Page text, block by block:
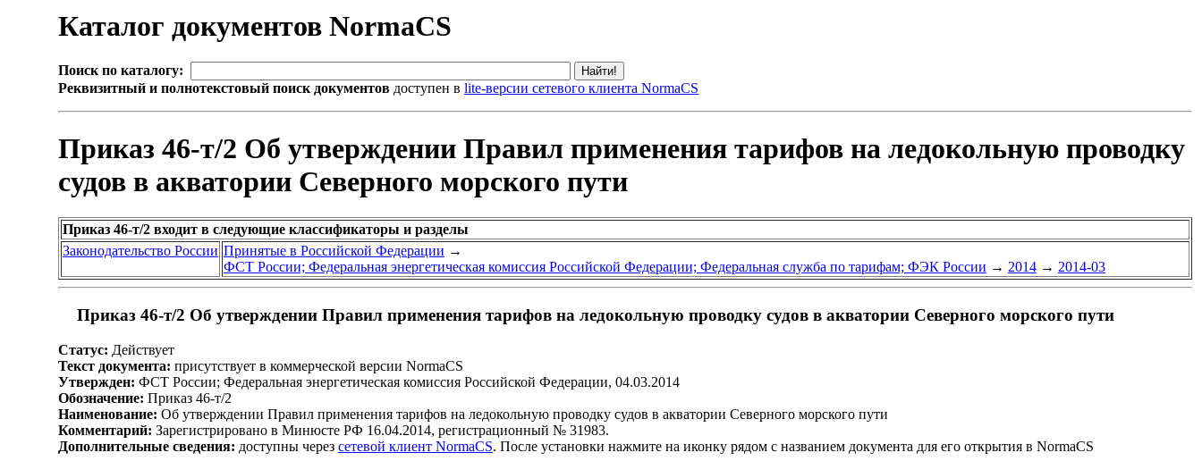
Каталог документов NormaCS
Поиск по каталогу:
Реквизитный и полнотекстовый поиск документов доступен в lite-версии сетевого клиента NormaCS
Приказ 46-т/2 Об утверждении Правил применения тарифов на ледокольную проводку
судов в акватории Северного морского пути
Приказ 46-т/2 входит в следующие классификаторы и разделы
Законодательство России Принятые в Российской Федерации →
ФСТ России; Федеральная энергетическая комиссия Российской Федерации; Федеральная служба по тарифам; ФЭК России → 2014 → 2014-03
Приказ 46-т/2 Об утверждении Правил применения тарифов на ледокольную проводку судов в акватории Северного морского пути
Статус: Действует
Текст документа: присутствует в коммерческой версии NormaCS
Утвержден: ФСТ России; Федеральная энергетическая комиссия Российской Федерации, 04.03.2014
Обозначение: Приказ 46-т/2
Наименование: Об утверждении Правил применения тарифов на ледокольную проводку судов в акватории Северного морского пути
Комментарий: Зарегистрировано в Минюсте РФ 16.04.2014, регистрационный № 31983.
Дополнительные сведения: доступны через сетевой клиент NormaCS. После установки нажмите на иконку рядом с названием документа для его открытия в NormaCS